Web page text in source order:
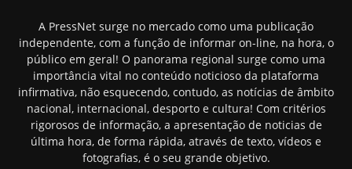
A PressNet surge no mercado como uma publicação
independente, com a função de informar on-line, na hora, o
público em geral! O panorama regional surge como uma
importância vital no conteúdo noticioso da plataforma
infirmativa, não esquecendo, contudo, as notícias de âmbito
nacional, internacional, desporto e cultura! Com critérios
rigorosos de informação, a apresentação de noticias de
última hora, de forma rápida, através de texto, vídeos e
fotografias, é o seu grande objetivo.